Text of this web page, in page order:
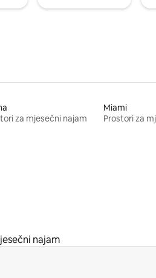
za mjesečni najam
Miami
Prostori za
najam